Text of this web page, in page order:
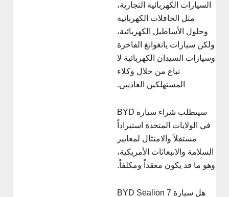
السيارات الكهربائية التجارية،
مثل الحافلات الكهربائية
وحلول الأساطيل الكهربائية،
ولكن سيارات يانغوانغ الفاخرة
السيدان الكهربائية لا
تباع من خلال وكلاء
المستهلكين العاديين.
سيتطلب شراء سيارة BYD
في الولايات المتحدة استيراداً
مستقلاً والامتثال لمعايير
السلامة والانبعاثات الأمريكية،
ما قد يكون معقداً ومكلفاً.
هل سيارة BYD Sealion 7